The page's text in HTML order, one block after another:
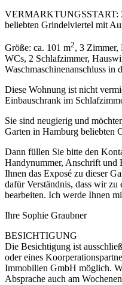
VERMARKTUNGSSTART:
beliebten Grindelviertel mit
Größe: ca. 101 m2, 3 Zimmer,
WCs, 2 Schlafzimmer,
Waschmaschinenanschluss in
Diese Wohnung ist nicht
Einbauschrank im
Sie sind neugierig und
Garten in Hamburg beliebten
Dann füllen Sie bitte den
Handynummer, Anschrift und
Ihnen das Exposé zu dieser
dafür Verständnis, dass wir
bearbeiten. Ich werde Ihnen
Ihre Sophie Graubner
BESICHTIGUNG
Die Besichtigung ist
oder eines
Immobilien GmbH möglich.
Absprache auch am